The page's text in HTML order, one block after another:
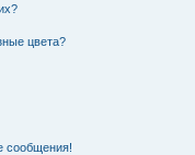
цвета?
сообщения!